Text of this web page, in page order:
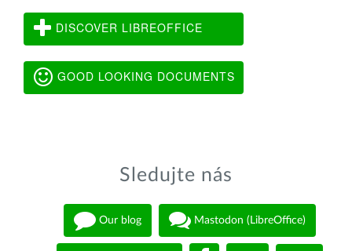
DISCOVER LIBREOFFICE
GOOD LOOKING DOCUMENTS
Sledujte nás
Our blog Mastodon (LibreOffice)